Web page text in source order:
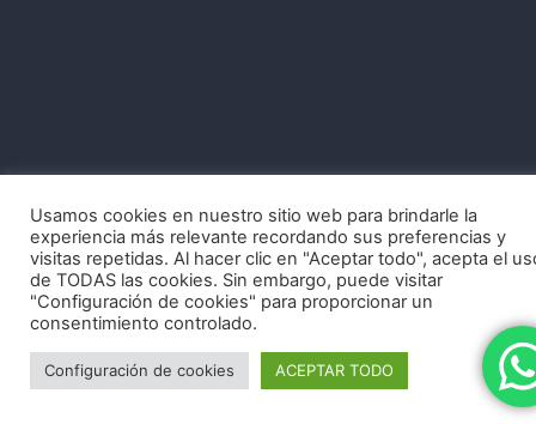
Usamos cookies en nuestro sitio web para brindarle la
experiencia más relevante recordando sus preferencias y
visitas repetidas. Al hacer clic en "Aceptar todo", acepta el
de TODAS las cookies. Sin embargo, puede visitar
"Configuración de cookies" para proporcionar un
consentimiento controlado.
Configuración de cookies ACEPTAR TODO